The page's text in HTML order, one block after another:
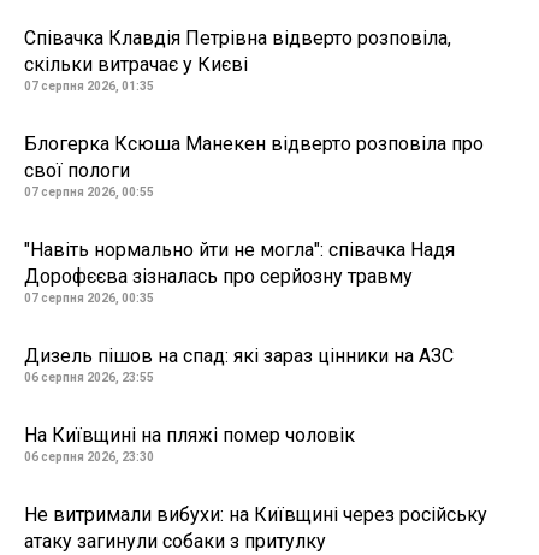
Співачка Клавдія Петрівна відверто розповіла,
скільки витрачає у Києві
07 серпня 2026, 01:35
Блогерка Ксюша Манекен відверто розповіла про
свої пологи
07 серпня 2026, 00:55
"Навіть нормально йти не могла": співачка Надя
Дорофєєва зізналась про серйозну травму
07 серпня 2026, 00:35
Дизель пішов на спад: які зараз цінники на АЗС
06 серпня 2026, 23:55
На Київщині на пляжі помер чоловік
06 серпня 2026, 23:30
Не витримали вибухи: на Київщині через російську
атаку загинули собаки з притулку